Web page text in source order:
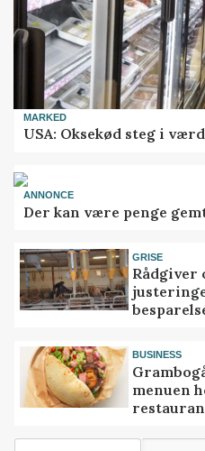
MARKED
USA: Oksekød steg i
ANNONCE
Der kan være penge
GRISE
Rådgiver
BUSINESS
menuen